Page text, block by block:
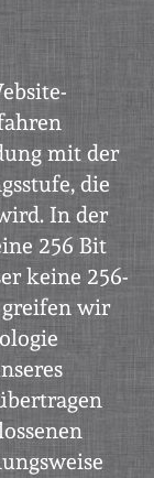
mit der
die
In der
256 Bit
keine 256-
wir